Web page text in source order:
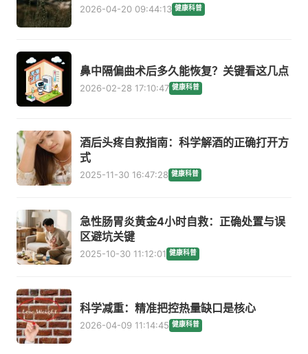
2026-04-20 09:44:13 健康科普
鼻中隔偏曲术后多久能恢复？关键看这几点
2026-02-28 17:10:47 健康科普
酒后头疼自救指南：科学解酒的正确打开方
式
2025-11-30 16:47:28 健康科普
急性肠胃炎黄金4小时自救：正确处置与误
区避坑关键
2025-10-30 11:12:01 健康科普
科学减重：精准把控热量缺口是核心
2026-04-09 11:14:45 健康科普